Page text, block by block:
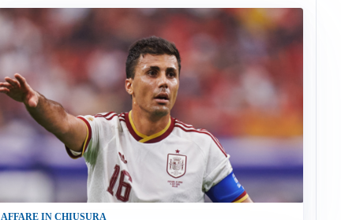
AFFARE IN CHIUSURA